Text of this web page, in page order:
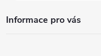
Informace pro vás